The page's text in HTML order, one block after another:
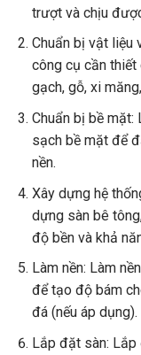
trượt và chịu
Chuẩn bị vật liệu
công cụ cần
gạch, gỗ, xi
Chuẩn bị bề
sạch bề mặt để
nền.
Xây dựng hệ
dựng sàn bê
độ bền và khả
Làm nền: Làm
để tạo độ bám
đá (nếu áp dụng).
Lắp đặt sàn: